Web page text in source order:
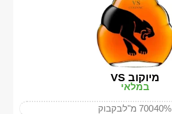
מיוקוב VS
במלאי
40%700 מ"ל בקבוק